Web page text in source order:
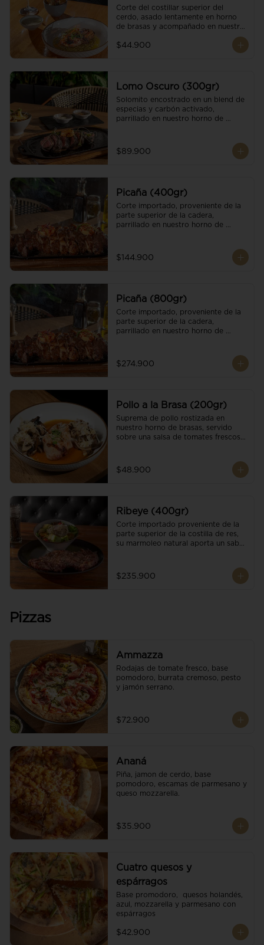
Corte del costillar superior del
cerdo, asado lentamente en horno
de brasas y acompañado en nuestra
$44.900
Lomo Oscuro (300gr)
Solomito encostrado en un blend de
especias y carbón activado,
parrillado en nuestro horno de
mantequilla de ajo y pimientos.
Acompañado de salsa criolla y una
$89.900
Picaña (400gr)
Corte importado, proveniente de la
parte superior de la cadera,
parrillado en nuestro horno de
Acompañado de salsa criolla de la
casa.
$144.900
Picaña (800gr)
Corte importado, proveniente de la
parte superior de la cadera,
parrillado en nuestro horno de
Acompañado de salsa criolla de la
casa.
$274.900
Pollo a la Brasa (200gr)
Suprema de pollo rostizada en
nuestro horno de brasas, servido
sobre una salsa de tomates frescos y
$48.900
Ribeye (400gr)
Corte importado proveniente de la
parte superior de la costilla de res,
su marmoleo natural aporta un sabor
con cristales de sal y mantequilla de
ajo y pimientos. Acompañado de una
$235.900
Pizzas
Ammazza
Rodajas de tomate fresco, base
pomodoro, burrata cremoso, pesto
y jamón serrano.
$72.900
Ananá
Piña, jamon de cerdo, base
pomodoro, escamas de parmesano y
queso mozzarella.
$35.900
Cuatro quesos y
espárragos
Base promodoro,  quesos holandés,
azul, mozzarella y parmesano con
espárragos
$42.900